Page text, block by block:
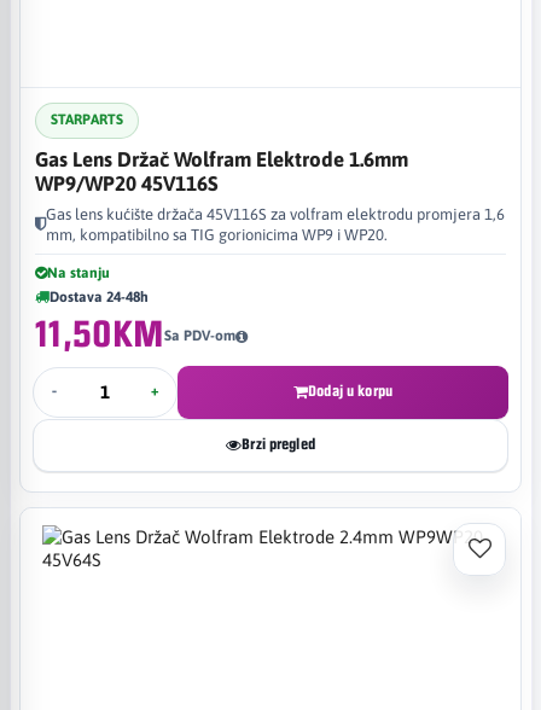
STARPARTS
Gas Lens Držač Wolfram Elektrode 1.6mm
WP9/WP20 45V116S
Gas lens kućište držača 45V116S za volfram elektrodu promjera 1,6
mm, kompatibilno sa TIG gorionicima WP9 i WP20.
Na stanju
Dostava 24-48h
11,50KMSa PDV-om
- + Dodaj u korpu
Brzi pregled